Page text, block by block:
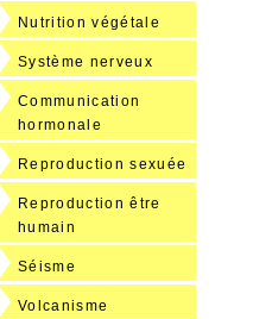
Nutrition végétale
Système nerveux
Communication
hormonale
Reproduction sexuée
Reproduction être
humain
Séisme
Volcanisme